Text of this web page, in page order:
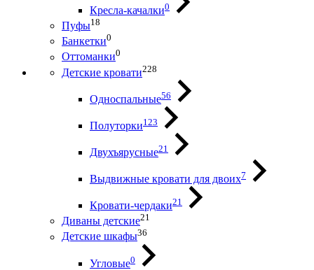
Кресла-качалки0
Пуфы18
Банкетки0
Оттоманки0
Детские кровати228
Односпальные56
Полуторки123
Двухъярусные21
Выдвижные кровати для двоих7
Кровати-чердаки21
Диваны детские21
Детские шкафы36
Угловые0